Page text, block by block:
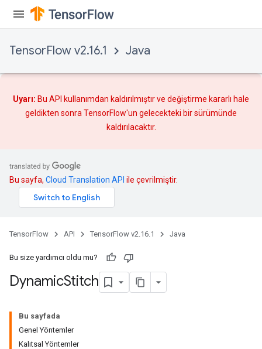
TensorFlow v2.16.1 Java
Uyarı: Bu API kullanımdan kaldırılmıştır ve değiştirme kararlı hale
geldikten sonra TensorFlow'un gelecekteki bir sürümünde
kaldırılacaktır.
Bu sayfa, Cloud Translation API ile çevrilmiştir.
TensorFlow API TensorFlow v2.16.1 Java
Bu size yardımcı oldu mu?
DynamicStitch
Bu sayfada
Genel Yöntemler
Kalıtsal Yöntemler